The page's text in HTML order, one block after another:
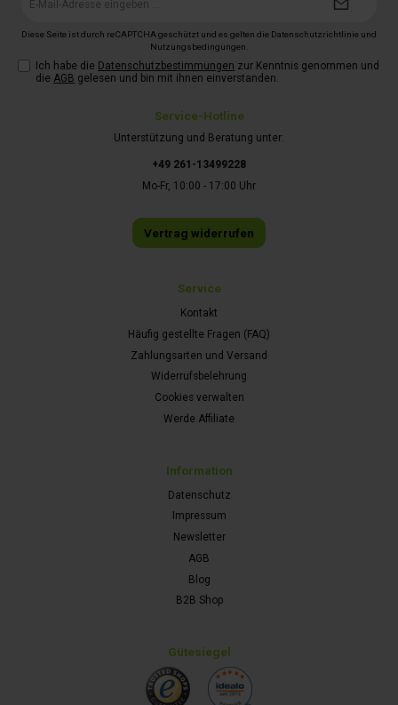
Service-Hotline
Unterstützung und Beratung unter:
+49 261-13499228
Mo-Fr, 10:00 - 17:00 Uhr
Vertrag widerrufen
Service
Kontakt
Häufig gestellte Fragen (FAQ)
Zahlungsarten und Versand
Widerrufsbelehrung
Cookies verwalten
Werde Affiliate
Information
Datenschutz
Impressum
Newsletter
AGB
Blog
B2B Shop
Gütesiegel
Diese Seite ist durch reCAPTCHA geschützt und es gelten die Datenschutzrichtlinie und
Nutzungsbedingungen.
Ich habe die Datenschutzbestimmungen zur Kenntnis genommen und
die AGB gelesen und bin mit ihnen einverstanden.